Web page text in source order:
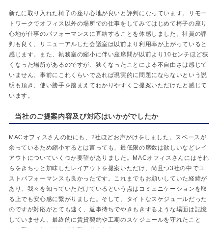
新たに取り入れた椅子の座り心地が良いと評判になっています。リモー
トワークでオフィス以外の場所での仕事をしてみてはじめて椅子の座り
心地が仕事のパフォーマンスに直結することを体感しました。社員の評
判も良く、リニューアルした会議室は以前より利用率が上がっていると
感じます。また、執務室の縮小に伴い座席間が以前より10センチほど狭
くなった場所があるのですが、狭くなったことによる不自由さは感じて
いません。事前にこれくらいであれば現実的に問題にならないという説
明も頂き、使い勝手を踏まえてわかりやすくご提案いただけたと感じて
います。
当社のご提案内容及び対応はいかがでしたか
MACオフィスさんの他にも、2社ほどお声がけをしました。スペースが
余っているため縮小するとは言っても、最低限の席数は欲しいなどレイ
アウトについていくつか要望がありました。MACオフィスさんにはそれ
らをきちっと加味したレイアウトを提案いただけ、尚且つ3社の中でコ
ストパフォーマンスも良かったです。これまでもお願いしていた経緯が
あり、我々を知っていただけているという点はコミュニケーションを取
る上でも安心感に繋がりました。そして、タイトなスケジュールだった
のですが対応がとても速く、返事待ちでやきもきするような場面は記憶
していません。最終的に賃貸契約や工期のスケジュールを守れたこと